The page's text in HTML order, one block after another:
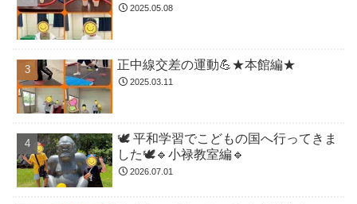
2025.05.08
正中線交差の運動💪★本館編★
2025.03.11
🕊️ 平和学習でこどもの国へ行ってきま
した🕊️🔹小禄教室編🔹
2026.07.01